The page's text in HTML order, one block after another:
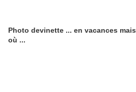
Photo devinette ... en vacances mais
où ...